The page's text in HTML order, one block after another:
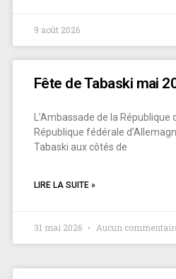
9 août 2026
Fête de Tabaski mai
L’Ambassade de la République
République fédérale
Tabaski aux côtés de
LIRE LA SUITE »
31 mai 2026 Aucun